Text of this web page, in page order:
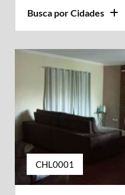
Busca por Cidades
CHL0001